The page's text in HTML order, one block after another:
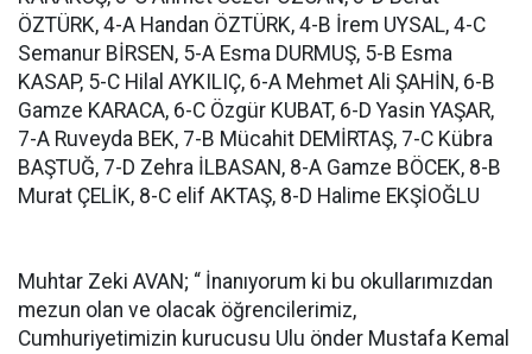
ÖZTÜRK, 4-A Handan ÖZTÜRK, 4-B İrem UYSAL, 4-C
Semanur BİRSEN, 5-A Esma DURMUŞ, 5-B Esma
KASAP, 5-C Hilal AYKILIÇ, 6-A Mehmet Ali ŞAHİN, 6-B
Gamze KARACA, 6-C Özgür KUBAT, 6-D Yasin YAŞAR,
7-A Ruveyda BEK, 7-B Mücahit DEMİRTAŞ, 7-C Kübra
BAŞTUĞ, 7-D Zehra İLBASAN, 8-A Gamze BÖCEK, 8-B
Murat ÇELİK, 8-C elif AKTAŞ, 8-D Halime EKŞİOĞLU
Muhtar Zeki AVAN; “ İnanıyorum ki bu okullarımızdan
mezun olan ve olacak öğrencilerimiz,
Cumhuriyetimizin kurucusu Ulu önder Mustafa Kemal